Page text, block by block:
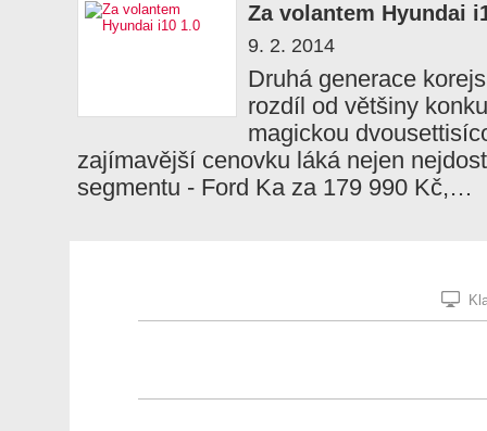
Za volantem Hyundai
9. 2. 2014
Druhá generace
rozdíl od většiny
magickou
zajímavější cenovku láká nejen
segmentu - Ford Ka za 179 990 Kč,…